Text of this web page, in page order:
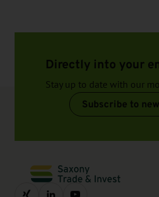
Directly into your
Stay up to date with our
Subscribe to